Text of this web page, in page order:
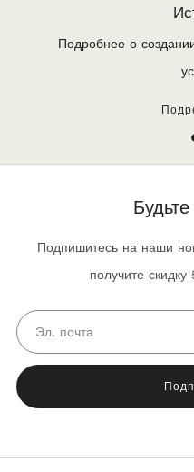
Подробнее о
Подпишитесь на наши
получите